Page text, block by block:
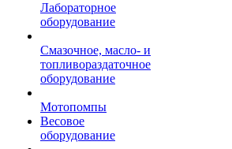
Лабораторное
оборудование
Смазочное, масло- и
топливораздаточное
оборудование
Мотопомпы
Весовое
оборудование